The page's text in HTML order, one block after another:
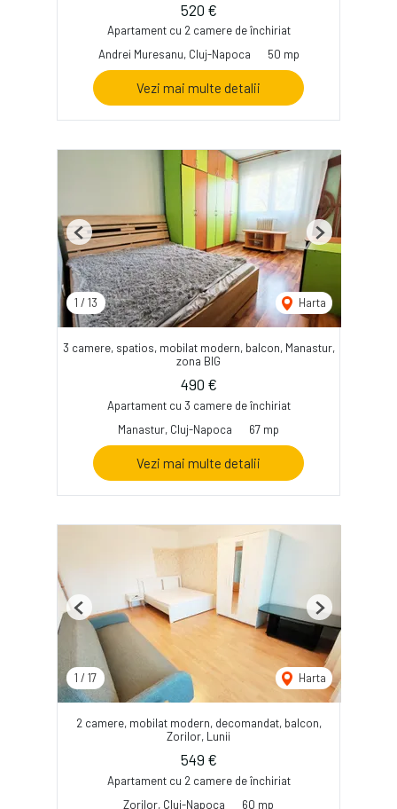
520 €
Apartament cu 2 camere de închiriat
Andrei Muresanu, Cluj-Napoca
50 mp
Vezi mai multe detalii
1 / 13 Harta
Previous Next
3 camere, spatios, mobilat modern, balcon, Manastur,
zona BIG
490 €
Apartament cu 3 camere de închiriat
Manastur, Cluj-Napoca
67 mp
Vezi mai multe detalii
1 / 17 Harta
Previous Next
2 camere, mobilat modern, decomandat, balcon,
Zorilor, Lunii
549 €
Apartament cu 2 camere de închiriat
Zorilor, Cluj-Napoca
60 mp